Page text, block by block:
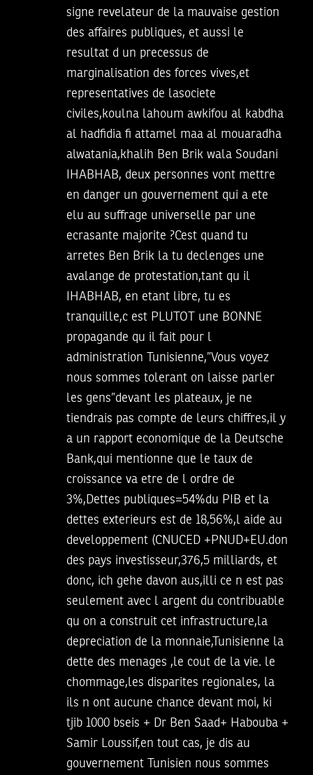
signe revelateur de la mauvaise gestion
des affaires publiques, et aussi le
resultat d un precessus de
marginalisation des forces vives,et
representatives de lasociete
civiles,koulna lahoum awkifou al kabdha
al hadfidia fi attamel maa al mouaradha
alwatania,khalih Ben Brik wala Soudani
IHABHAB, deux personnes vont mettre
en danger un gouvernement qui a ete
elu au suffrage universelle par une
ecrasante majorite ?Cest quand tu
arretes Ben Brik la tu declenges une
avalange de protestation,tant qu il
IHABHAB, en etant libre, tu es
tranquille,c est PLUTOT une BONNE
propagande qu il fait pour l
administration Tunisienne,”Vous voyez
nous sommes tolerant on laisse parler
les gens”devant les plateaux, je ne
tiendrais pas compte de leurs chiffres,il y
a un rapport economique de la Deutsche
Bank,qui mentionne que le taux de
croissance va etre de l ordre de
3%,Dettes publiques=54%du PIB et la
dettes exterieurs est de 18,56%,l aide au
developpement (CNUCED +PNUD+EU.don
des pays investisseur,376,5 milliards, et
donc, ich gehe davon aus,illi ce n est pas
seulement avec l argent du contribuable
qu on a construit cet infrastructure,la
depreciation de la monnaie,Tunisienne la
dette des menages ,le cout de la vie. le
chommage,les disparites regionales, la
ils n ont aucune chance devant moi, ki
tjib 1000 bseis + Dr Ben Saad+ Habouba +
Samir Loussif,en tout cas, je dis au
gouvernement Tunisien nous sommes